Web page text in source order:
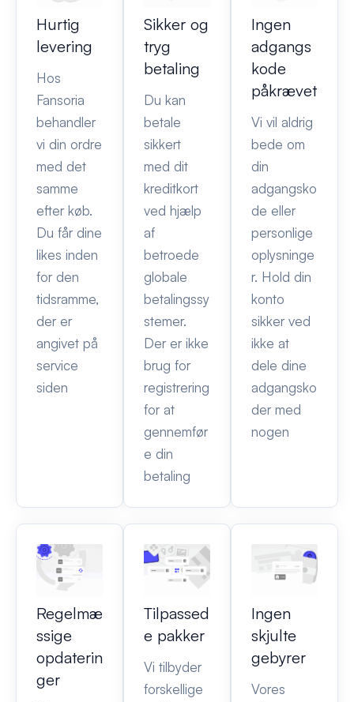
Hurtig
levering
Hos
Fansoria
behandler
vi din ordre
med det
samme
efter køb.
Du får dine
likes inden
for den
tidsramme,
der er
angivet på
service
siden
Sikker og
tryg
betaling
Du kan
betale
sikkert
med dit
kreditkort
ved hjælp
af
betroede
globale
betalingssy
stemer.
Der er ikke
brug for
registrering
for at
gennemfør
e din
betaling
Ingen
adgangs
kode
påkrævet
Vi vil aldrig
bede om
din
adgangsko
de eller
personlige
oplysninge
r. Hold din
konto
sikker ved
ikke at
dele dine
adgangsko
der med
nogen
Regelmæ
ssige
opdaterin
ger
Tilpassed
e pakker
Vi tilbyder
forskellige
Ingen
skjulte
gebyrer
Vores